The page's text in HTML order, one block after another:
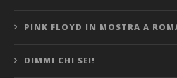
PINK FLOYD IN MOSTRA A
DIMMI CHI SEI!